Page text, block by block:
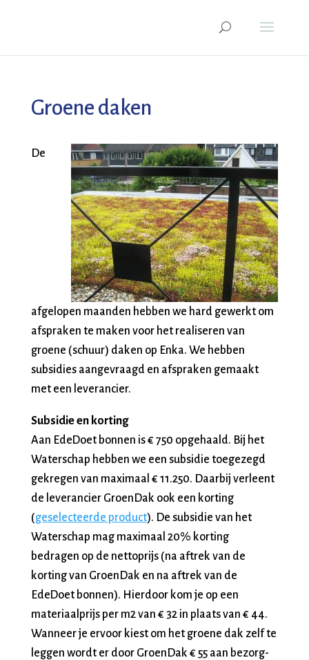
Groene daken
De
afgelopen maanden hebben we hard gewerkt om
afspraken te maken voor het realiseren van
groene (schuur) daken op Enka. We hebben
subsidies aangevraagd en afspraken gemaakt
met een leverancier.
Subsidie en korting
Aan EdeDoet bonnen is € 750 opgehaald. Bij het
Waterschap hebben we een subsidie toegezegd
gekregen van maximaal € 11.250. Daarbij verleent
de leverancier GroenDak ook een korting
(geselecteerde product). De subsidie van het
Waterschap mag maximaal 20% korting
bedragen op de nettoprijs (na aftrek van de
korting van GroenDak en na aftrek van de
EdeDoet bonnen). Hierdoor kom je op een
materiaalprijs per m2 van € 32 in plaats van € 44.
Wanneer je ervoor kiest om het groene dak zelf te
leggen wordt er door GroenDak € 55 aan bezorg-